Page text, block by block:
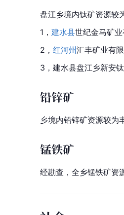
盘江乡境内钛矿资源较
1， 建水县世纪金马矿
2， 红河州汇丰矿业有
3，建水县盘江乡新安
铅锌矿
乡境内铅锌矿资源较为
锰铁矿
经勘查，全乡锰铁矿资